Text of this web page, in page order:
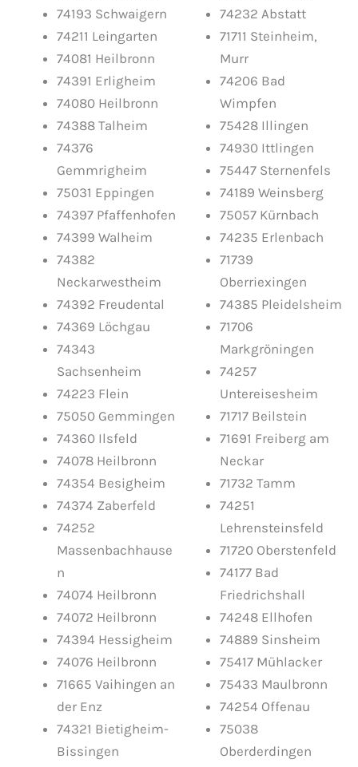
74193 Schwaigern
74211 Leingarten
74081 Heilbronn
74391 Erligheim
74080 Heilbronn
74388 Talheim
74376
Gemmrigheim
75031 Eppingen
74397 Pfaffenhofen
74399 Walheim
74382
Neckarwestheim
74392 Freudental
74369 Löchgau
74343
Sachsenheim
74223 Flein
75050 Gemmingen
74360 Ilsfeld
74078 Heilbronn
74354 Besigheim
74374 Zaberfeld
74252
Massenbachhause
n
74074 Heilbronn
74072 Heilbronn
74394 Hessigheim
74076 Heilbronn
71665 Vaihingen an
der Enz
74321 Bietigheim-
Bissingen
74232 Abstatt
71711 Steinheim,
Murr
74206 Bad
Wimpfen
75428 Illingen
74930 Ittlingen
75447 Sternenfels
74189 Weinsberg
75057 Kürnbach
74235 Erlenbach
71739
Oberriexingen
74385 Pleidelsheim
71706
Markgröningen
74257
Untereisesheim
71717 Beilstein
71691 Freiberg am
Neckar
71732 Tamm
74251
Lehrensteinsfeld
71720 Oberstenfeld
74177 Bad
Friedrichshall
74248 Ellhofen
74889 Sinsheim
75417 Mühlacker
75433 Maulbronn
74254 Offenau
75038
Oberderdingen